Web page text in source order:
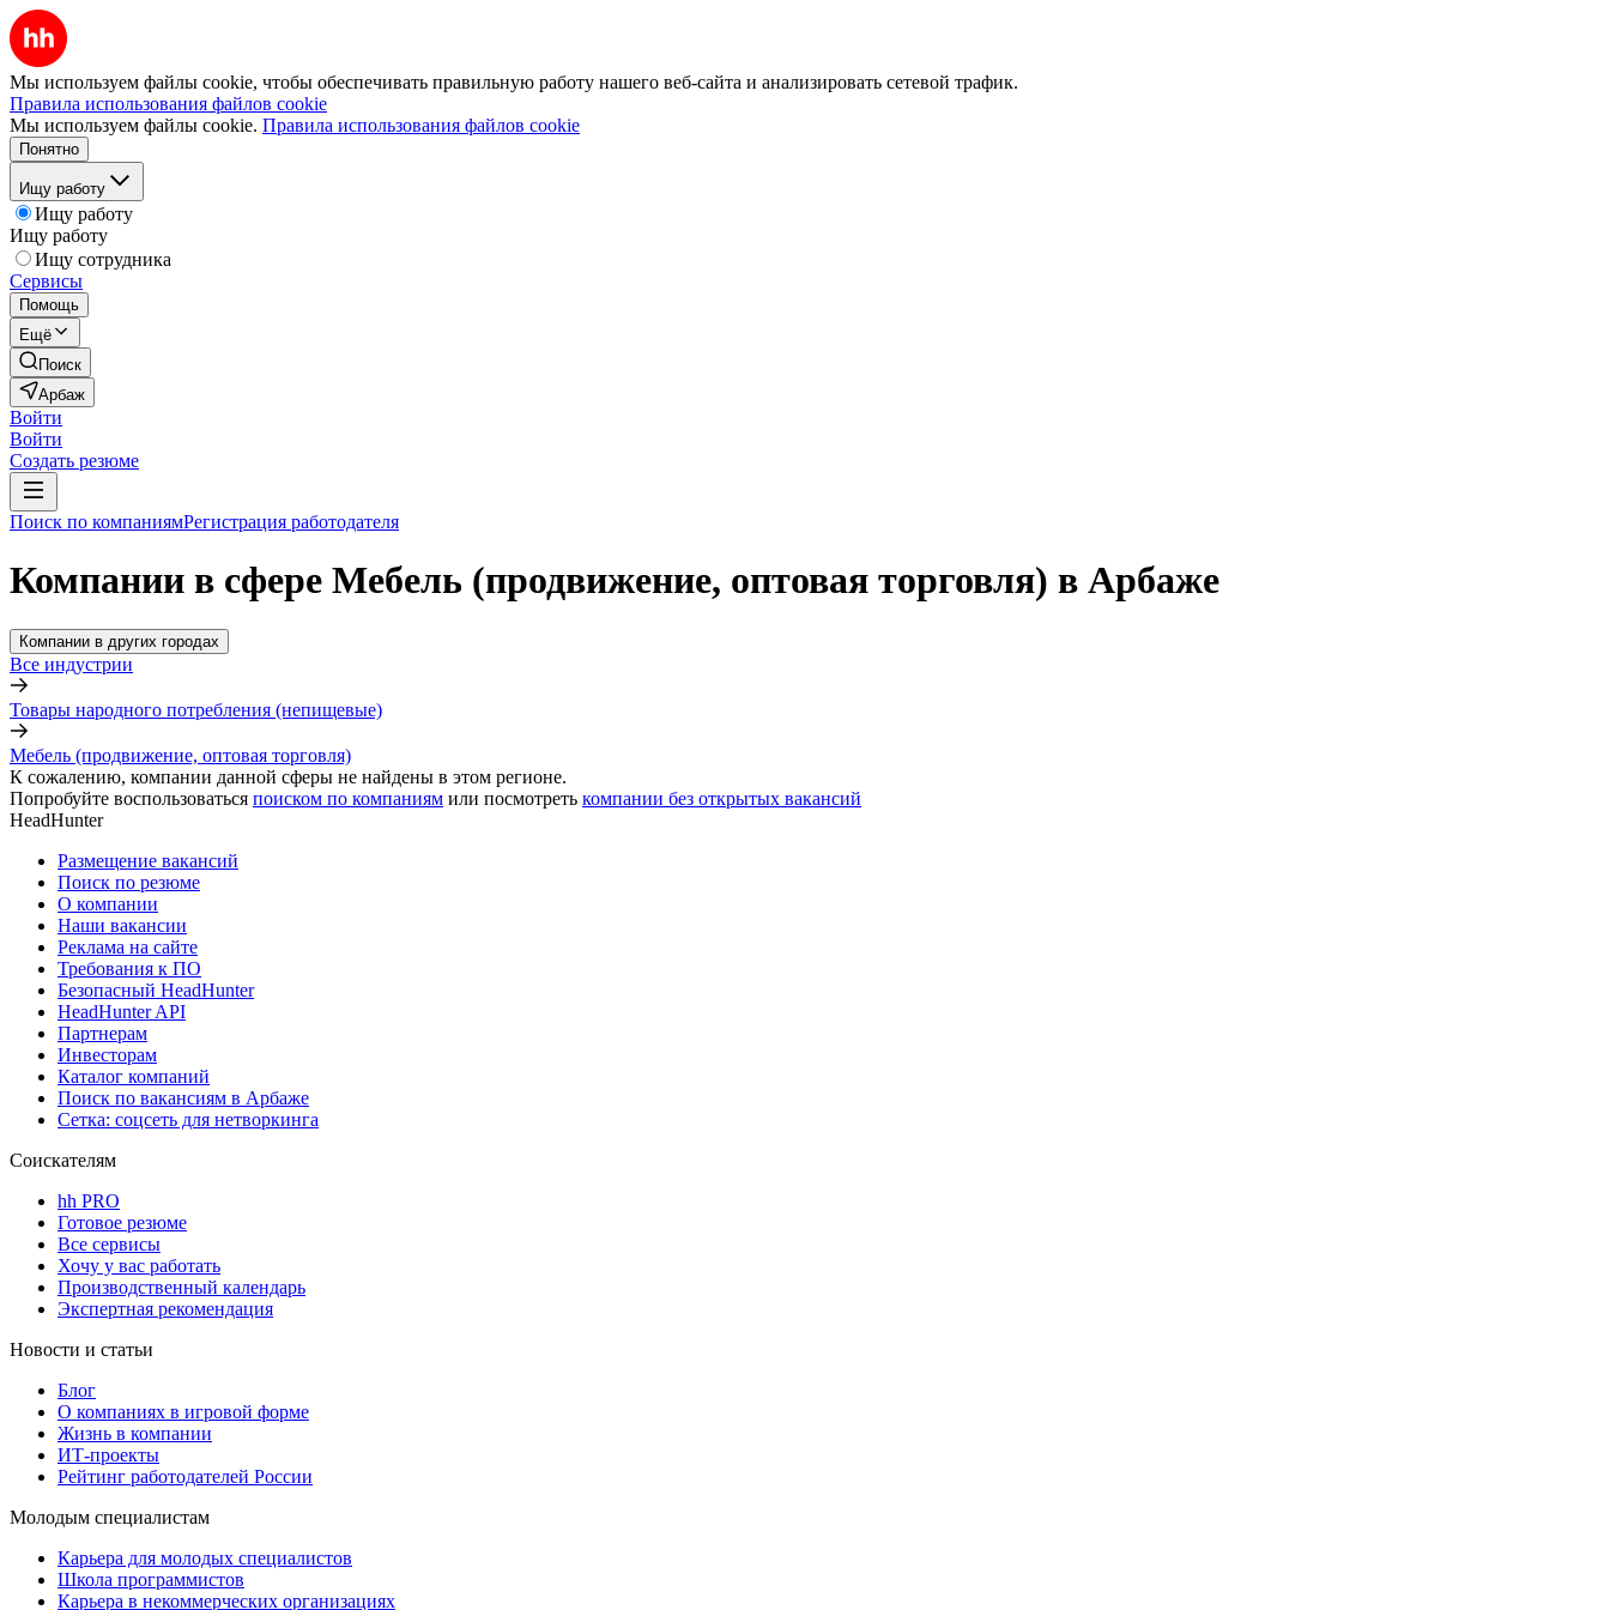
Мы используем файлы cookie, чтобы обеспечивать правильную работу нашего веб-сайта и анализировать сетевой трафик.
Правила использования файлов cookie
Мы используем файлы cookie. Правила использования файлов cookie
Понятно
Ищу работу
Ищу работу
Ищу работу
Ищу сотрудника
Сервисы
Помощь
Ещё
Поиск
Арбаж
Войти
Войти
Создать резюме
Поиск по компаниямРегистрация работодателя
Компании в сфере Мебель (продвижение, оптовая торговля) в Арбаже
Компании в других городах
Все индустрии
Товары народного потребления (непищевые)
Мебель (продвижение, оптовая торговля)
К сожалению, компании данной сферы не найдены в этом регионе.
Попробуйте воспользоваться поиском по компаниям или посмотреть компании без открытых вакансий
HeadHunter
Размещение вакансий
Поиск по резюме
О компании
Наши вакансии
Реклама на сайте
Требования к ПО
Безопасный HeadHunter
HeadHunter API
Партнерам
Инвесторам
Каталог компаний
Поиск по вакансиям в Арбаже
Сетка: соцсеть для нетворкинга
Соискателям
hh PRO
Готовое резюме
Все сервисы
Хочу у вас работать
Производственный календарь
Экспертная рекомендация
Новости и статьи
Блог
О компаниях в игровой форме
Жизнь в компании
ИТ-проекты
Рейтинг работодателей России
Молодым специалистам
Карьера для молодых специалистов
Школа программистов
Карьера в некоммерческих организациях